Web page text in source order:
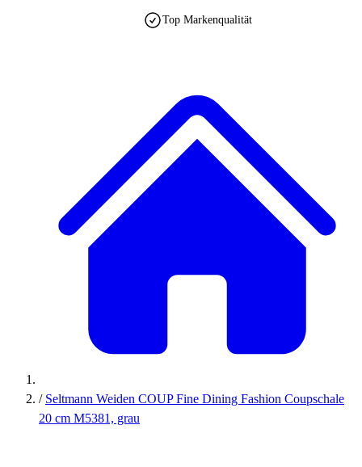
Top Markenqualität
/ Seltmann Weiden COUP Fine Dining Fashion Coupschale
20 cm M5381, grau